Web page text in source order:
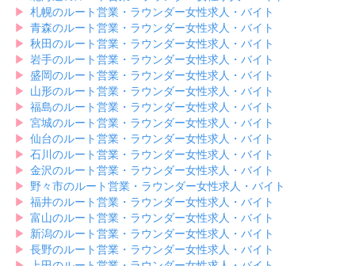
▶︎ 札幌のルート営業・ラウンダー女性求人・バイト
▶︎ 青森のルート営業・ラウンダー女性求人・バイト
▶︎ 秋田のルート営業・ラウンダー女性求人・バイト
▶︎ 岩手のルート営業・ラウンダー女性求人・バイト
▶︎ 盛岡のルート営業・ラウンダー女性求人・バイト
▶︎ 山形のルート営業・ラウンダー女性求人・バイト
▶︎ 福島のルート営業・ラウンダー女性求人・バイト
▶︎ 宮城のルート営業・ラウンダー女性求人・バイト
▶︎ 仙台のルート営業・ラウンダー女性求人・バイト
▶︎ 石川のルート営業・ラウンダー女性求人・バイト
▶︎ 金沢のルート営業・ラウンダー女性求人・バイト
▶︎ 野々市のルート営業・ラウンダー女性求人・バイト
▶︎ 福井のルート営業・ラウンダー女性求人・バイト
▶︎ 富山のルート営業・ラウンダー女性求人・バイト
▶︎ 新潟のルート営業・ラウンダー女性求人・バイト
▶︎ 長野のルート営業・ラウンダー女性求人・バイト